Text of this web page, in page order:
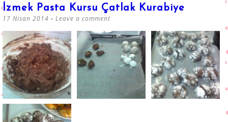
İzmek Pasta Kursu Çatlak Kurabiye
17 Nisan 2014 Leave a comment